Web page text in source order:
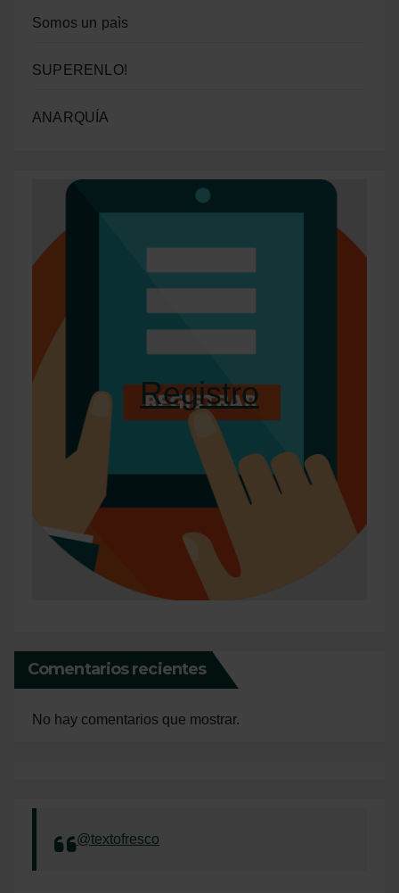
Somos un paìs
SUPERENLO!
ANARQUÍA
Registro
Comentarios recientes
No hay comentarios que mostrar.
@textofresco